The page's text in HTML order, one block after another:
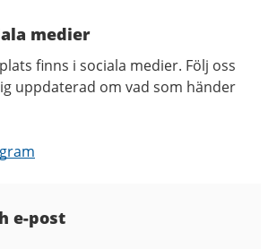
medier
finns i sociala medier. Följ oss
uppdaterad om vad som händer
e-post